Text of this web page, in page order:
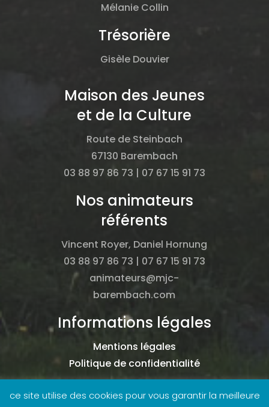
Mélanie Collin
Trésorière
Gisèle Douvier
Maison des Jeunes
et de la Culture
Route de Steinbach
67130 Barembach
03 88 97 86 73 | 07 67 15 91 73
Nos animateurs
référents
Vincent Royer, Daniel Hornung
03 88 97 86 73 | 07 67 15 91 73
animateurs@mjc-
barembach.com
Informations légales
Mentions légales
Politique de confidentialité
ce site utilise des cookies pour vous garantir la meilleure